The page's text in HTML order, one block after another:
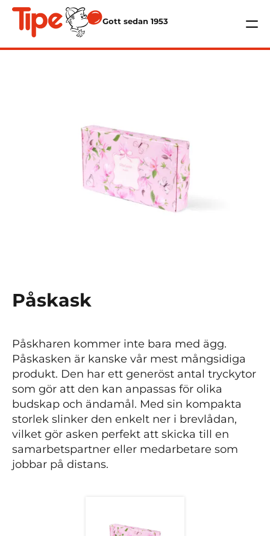
Gott sedan 1953
Påskask
Påskharen kommer inte bara med ägg.
Påskasken är kanske vår mest mångsidiga
produkt. Den har ett generöst antal tryckytor
som gör att den kan anpassas för olika
budskap och ändamål. Med sin kompakta
storlek slinker den enkelt ner i brevlådan,
vilket gör asken perfekt att skicka till en
samarbetspartner eller medarbetare som
jobbar på distans.